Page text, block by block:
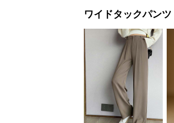
ワイドタックパンツ